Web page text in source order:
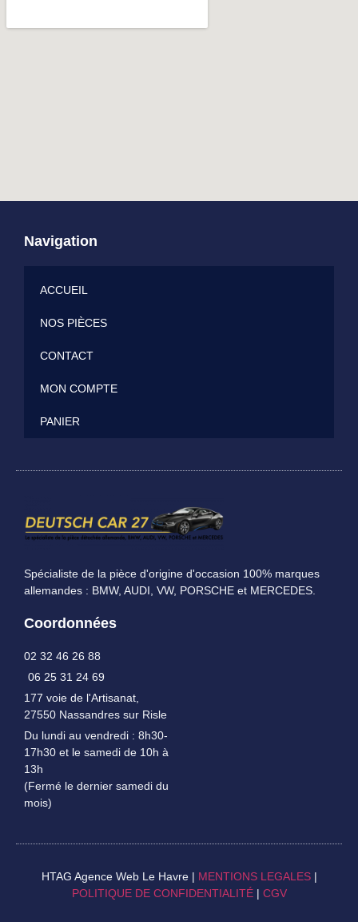
Navigation
ACCUEIL
NOS PIÈCES
CONTACT
MON COMPTE
PANIER
Spécialiste de la pièce d'origine d'occasion 100% marques
allemandes : BMW, AUDI, VW, PORSCHE et MERCEDES.
Coordonnées
02 32 46 26 88
06 25 31 24 69
177 voie de l'Artisanat,
27550 Nassandres sur Risle
Du lundi au vendredi : 8h30-
17h30 et le samedi de 10h à
13h
(Fermé le dernier samedi du
mois)
HTAG Agence Web Le Havre | MENTIONS LEGALES|
POLITIQUE DE CONFIDENTIALITÉ| CGV